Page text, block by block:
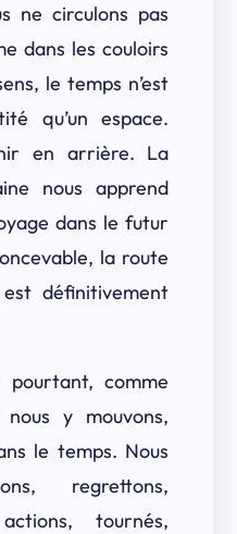
ne circulons pas
dans les couloirs
le temps n’est
qu’un espace.
en arrière. La
nous apprend
dans le futur
la route
définitivement
comme
y mouvons,
le temps. Nous
regrettons,
tournés,